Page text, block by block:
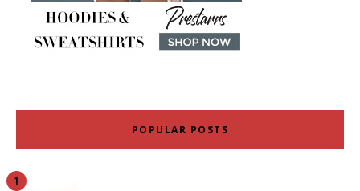
POPULAR POSTS